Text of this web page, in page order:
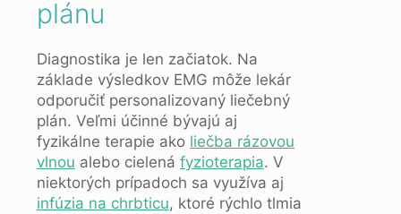
plánu
Diagnostika je len začiatok. Na
základe výsledkov EMG môže lekár
odporučiť personalizovaný liečebný
plán. Veľmi účinné bývajú aj
fyzikálne terapie ako liečba rázovou
vlnou alebo cielená fyzioterapia. V
niektorých prípadoch sa využíva aj
infúzia na chrbticu, ktoré rýchlo tlmia